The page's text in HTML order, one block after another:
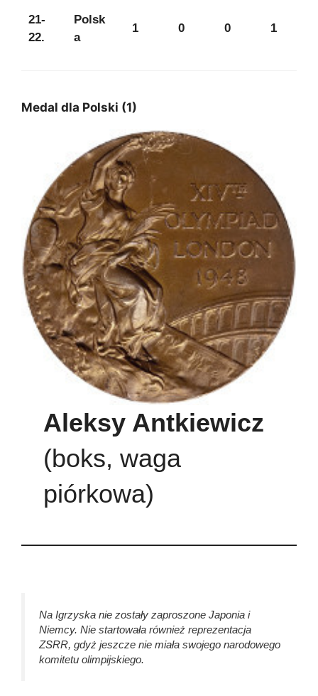
21-
22.
Polsk
a
1 0 0 1
Medal dla Polski (1)
Aleksy Antkiewicz
(boks, waga
piórkowa)
Na Igrzyska nie zostały zaproszone Japonia i
Niemcy. Nie startowała również reprezentacja
ZSRR, gdyż jeszcze nie miała swojego narodowego
komitetu olimpijskiego.